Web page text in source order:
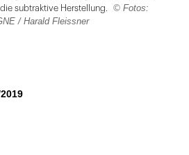
subtraktive Herstellung.
© Fotos:
/ Harald Fleissner